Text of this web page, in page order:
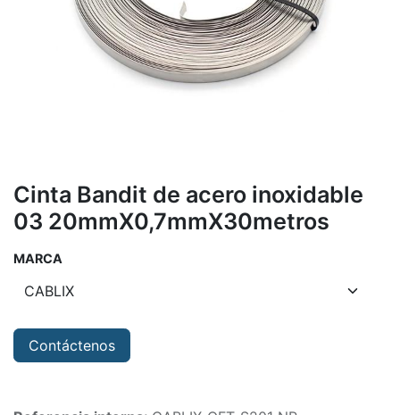
Cinta Bandit de acero inoxidable
03 20mmX0,7mmX30metros
MARCA
Contáctenos